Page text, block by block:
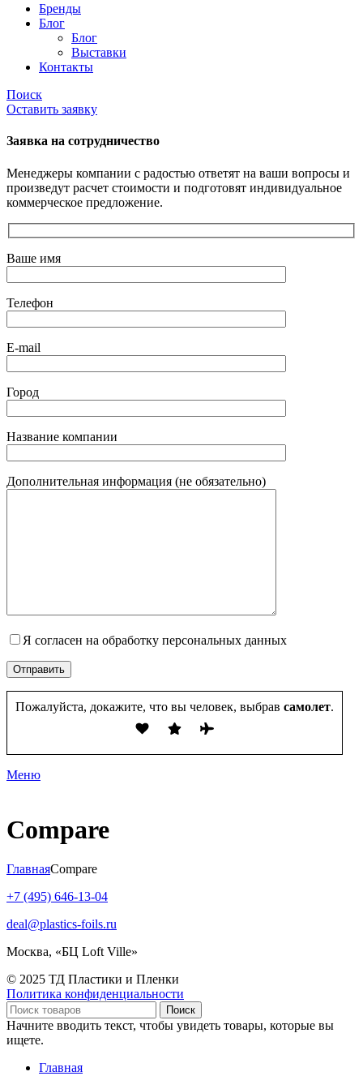
Бренды
Блог
Блог
Выставки
Контакты
Поиск
Оставить заявку
Заявка на сотрудничество
Менеджеры компании с радостью ответят на ваши вопросы и
произведут расчет стоимости и подготовят индивидуальное
коммерческое предложение.
Ваше имя
Телефон
E-mail
Город
Название компании
Дополнительная информация (не обязательно)
Я согласен на обработку персональных данных
Пожалуйста, докажите, что вы человек, выбрав самолет.
Меню
Compare
ГлавнаяCompare
+7 (495) 646-13-04
deal@plastics-foils.ru
Москва, «БЦ Loft Ville»
© 2025 ТД Пластики и Пленки
Политика конфиденциальности
Поиск
Начните вводить текст, чтобы увидеть товары, которые вы
ищете.
Главная